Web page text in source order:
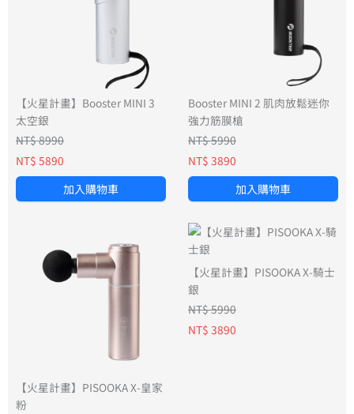
【火星計畫】Booster MINI 3
太空銀
NT$ 8990
NT$ 5890
加入購物車
Booster MINI 2 肌肉放鬆迷你
強力筋膜槍
NT$ 5990
NT$ 3890
加入購物車
【火星計畫】PISOOKA X-皇家
粉
【火星計畫】PISOOKA X-騎士
銀
NT$ 5990
NT$ 3890